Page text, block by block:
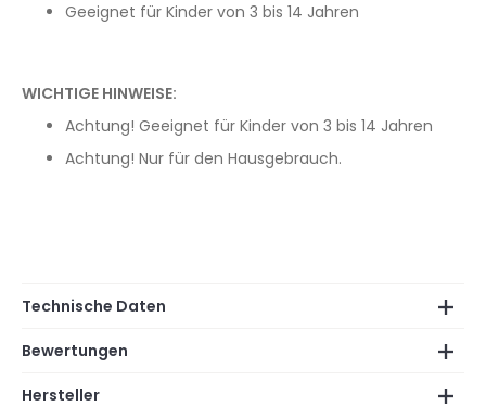
Geeignet für Kinder von 3 bis 14 Jahren
WICHTIGE HINWEISE:
Achtung! Geeignet für Kinder von 3 bis 14 Jahren
Achtung! Nur für den Hausgebrauch.
Technische Daten
Bewertungen
Hersteller